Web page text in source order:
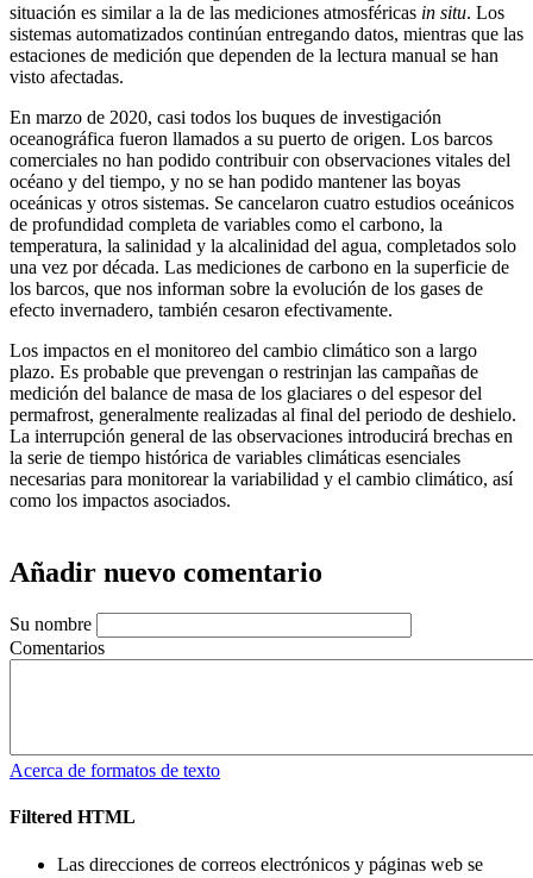
situación es similar a la de las mediciones atmosféricas in situ. Los
sistemas automatizados continúan entregando datos, mientras que las
estaciones de medición que dependen de la lectura manual se han
visto afectadas.
En marzo de 2020, casi todos los buques de investigación
oceanográfica fueron llamados a su puerto de origen. Los barcos
comerciales no han podido contribuir con observaciones vitales del
océano y del tiempo, y no se han podido mantener las boyas
oceánicas y otros sistemas. Se cancelaron cuatro estudios oceánicos
de profundidad completa de variables como el carbono, la
temperatura, la salinidad y la alcalinidad del agua, completados solo
una vez por década. Las mediciones de carbono en la superficie de
los barcos, que nos informan sobre la evolución de los gases de
efecto invernadero, también cesaron efectivamente.
Los impactos en el monitoreo del cambio climático son a largo
plazo. Es probable que prevengan o restrinjan las campañas de
medición del balance de masa de los glaciares o del espesor del
permafrost, generalmente realizadas al final del periodo de deshielo.
La interrupción general de las observaciones introducirá brechas en
la serie de tiempo histórica de variables climáticas esenciales
necesarias para monitorear la variabilidad y el cambio climático, así
como los impactos asociados.
Añadir nuevo comentario
Su nombre
Comentarios
Acerca de formatos de texto
Filtered HTML
Las direcciones de correos electrónicos y páginas web se